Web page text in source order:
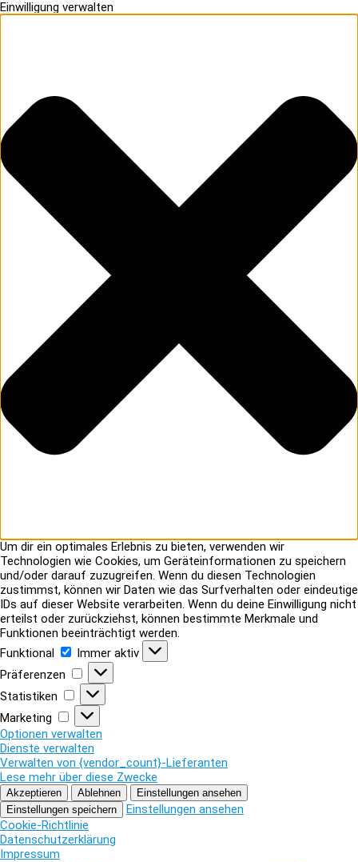
Einwilligung verwalten
Um dir ein optimales Erlebnis zu bieten, verwenden wir
Technologien wie Cookies, um Geräteinformationen zu speichern
und/oder darauf zuzugreifen. Wenn du diesen Technologien
zustimmst, können wir Daten wie das Surfverhalten oder eindeutige
IDs auf dieser Website verarbeiten. Wenn du deine Einwilligung nicht
erteilst oder zurückziehst, können bestimmte Merkmale und
Funktionen beeinträchtigt werden.
Funktional
Funktional
Immer aktiv
Präferenzen
Präferenzen
Statistiken
Statistiken
Marketing
Marketing
Optionen verwalten
Dienste verwalten
Verwalten von {vendor_count}-Lieferanten
Lese mehr über diese Zwecke
Akzeptieren Ablehnen
Einstellungen ansehen
Einstellungen speichern
Einstellungen ansehen
Cookie-Richtlinie
Datenschutzerklärung
Impressum